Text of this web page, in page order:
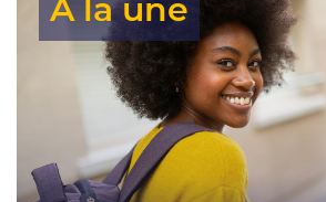
À la une